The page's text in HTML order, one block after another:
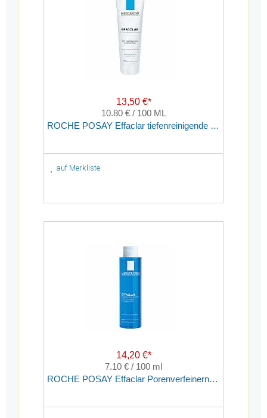
13,50 €*
10.80 € / 100 ML
ROCHE POSAY Effaclar tiefenreinigende Waschcreme
auf Merkliste
14,20 €*
7.10 € / 100 ml
ROCHE POSAY Effaclar Porenverfeinernde Reinigungslotion